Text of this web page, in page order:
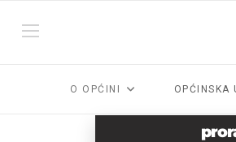
O OPĆINI OPĆINSKA